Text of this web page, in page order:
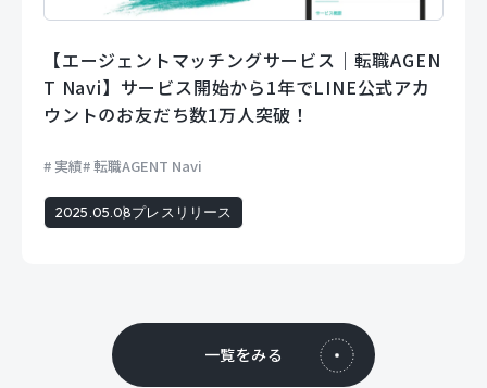
一覧をみる
【エージェントマッチングサービス｜転職AGEN
T Navi】サービス開始から1年でLINE公式アカ
ウントのお友だち数1万人突破！
実績 転職AGENT Navi
2025.05.08プレスリリース